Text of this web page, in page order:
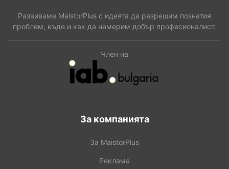
Развиваме MaistorPlus с идеята да разрешим познатия
проблем, къде и как да намерим добър професионалист.
Член на
За компанията
За MaistorPlus
Реклама